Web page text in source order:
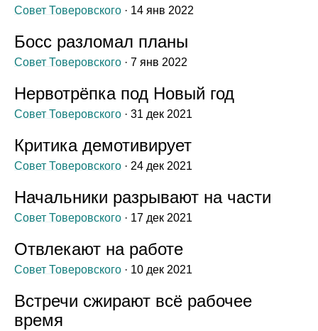
Совет Товеровского · 14 янв 2022
Босс разломал планы
Совет Товеровского · 7 янв 2022
Нервотрёпка под Новый год
Совет Товеровского · 31 дек 2021
Критика демотивирует
Совет Товеровского · 24 дек 2021
Начальники разрывают на части
Совет Товеровского · 17 дек 2021
Отвлекают на работе
Совет Товеровского · 10 дек 2021
Встречи сжирают всё рабочее
время